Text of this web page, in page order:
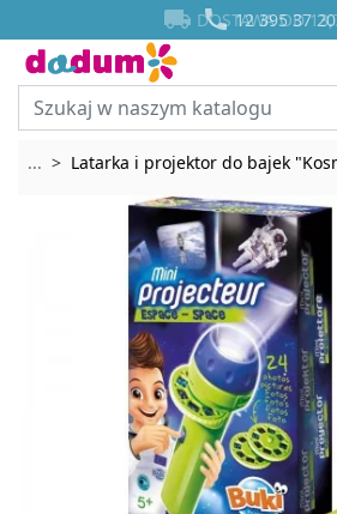
 12 395 37 20
 DOSTAWA OD


... Rozwiń breadcrumbs
Latarka i projektor do bajek